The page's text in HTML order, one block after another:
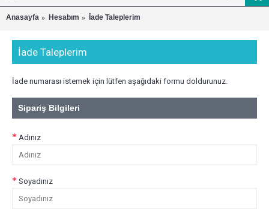
Anasayfa Hesabım İade Taleplerim
İade Taleplerim
İade numarası istemek için lütfen aşağıdaki formu doldurunuz.
Sipariş Bilgileri
Adınız
Soyadınız